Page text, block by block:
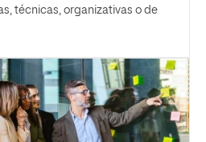
técnicas, organizativas o de